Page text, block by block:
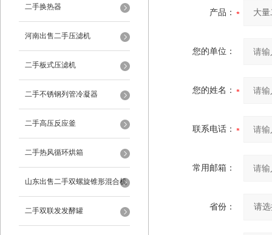
二手换热器
河南出售二手压滤机
二手板式压滤机
二手不锈钢列管冷凝器
二手高压反应釜
二手热风循环烘箱
山东出售二手双螺旋锥形混合机
二手双联发发酵罐
产品：
您的单位：
您的姓名：
联系电话：
常用邮箱：
省份：